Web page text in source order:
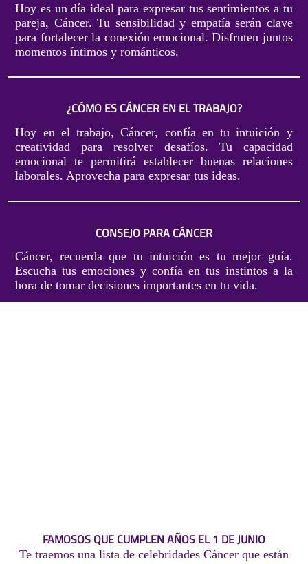
Hoy es un día ideal para expresar tus sentimientos a tu
pareja, Cáncer. Tu sensibilidad y empatía serán clave
para fortalecer la conexión emocional. Disfruten juntos
momentos íntimos y románticos.
¿CÓMO ES CÁNCER EN EL TRABAJO?
Hoy en el trabajo, Cáncer, confía en tu intuición y
creatividad para resolver desafíos. Tu capacidad
emocional te permitirá establecer buenas relaciones
laborales. Aprovecha para expresar tus ideas.
CONSEJO PARA CÁNCER
Cáncer, recuerda que tu intuición es tu mejor guía.
Escucha tus emociones y confía en tus instintos a la
hora de tomar decisiones importantes en tu vida.
FAMOSOS QUE CUMPLEN AÑOS EL 1 DE JUNIO
Te traemos una lista de celebridades Cáncer que están